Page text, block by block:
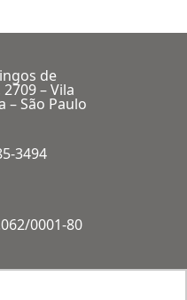
de
– Vila
– São Paulo
3494
0001-80